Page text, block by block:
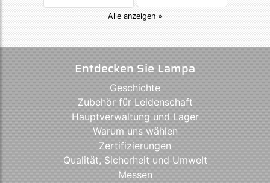
Alle anzeigen »
Entdecken Sie Lampa
Geschichte
Zubehör für Leidenschaft
Hauptverwaltung und Lager
Warum uns wählen
Zertifizierungen
Qualität, Sicherheit und Umwelt
Messen